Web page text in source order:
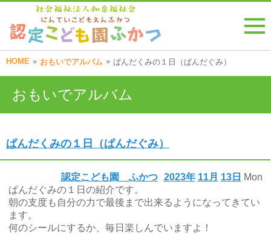
HOME » おもいでアルバム » ぱんだくみの１日（ぱんだぐみ）
おもいでアルバム
ぱんだくみの１日（ぱんだぐみ）
2023年 11月 13日 Mon
認定こども園 ふかつ
ぱんだぐみの１日の紹介です。
朝の支度も自分の力で最後まで出来るようになってきてい
ます。
何のシールにするか、毎日楽しんでいますよ！